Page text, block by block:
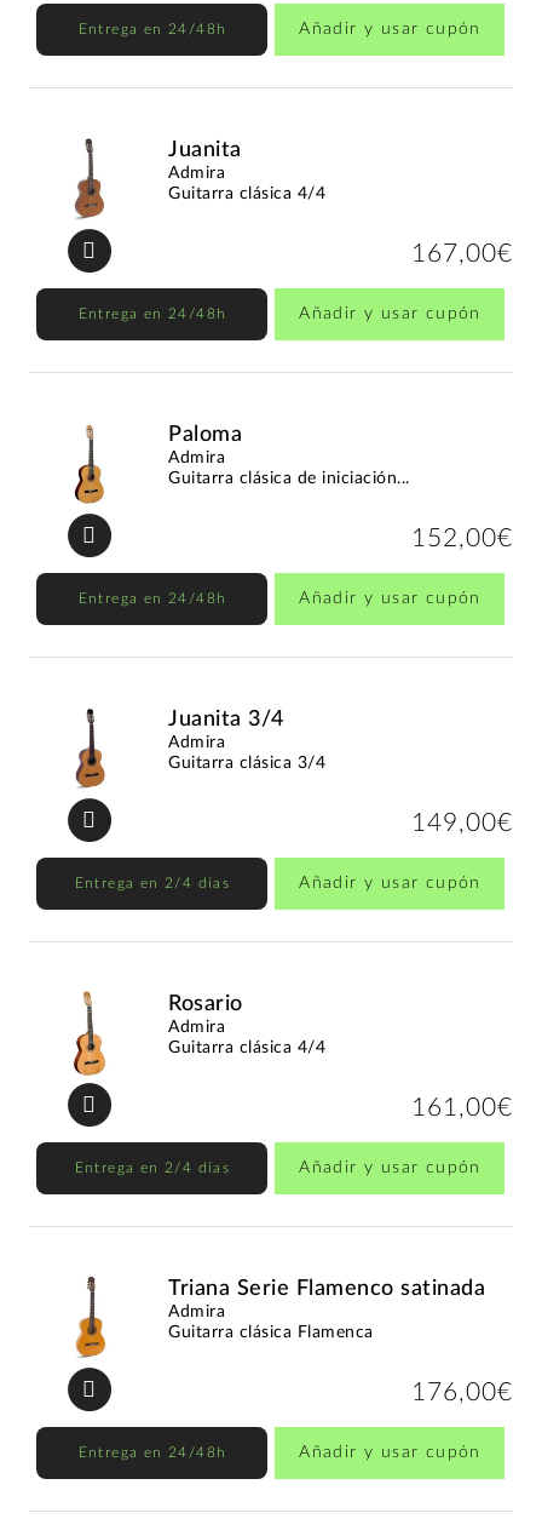
Entrega en 24/48h Añadir y usar cupón
Juanita
Admira
Guitarra clásica 4/4
167,00€
Entrega en 24/48h Añadir y usar cupón
Paloma
Admira
Guitarra clásica de iniciación...
152,00€
Entrega en 24/48h Añadir y usar cupón
Juanita 3/4
Admira
Guitarra clásica 3/4
149,00€
Entrega en 2/4 días Añadir y usar cupón
Rosario
Admira
Guitarra clásica 4/4
161,00€
Entrega en 2/4 días Añadir y usar cupón
Triana Serie Flamenco satinada
Admira
Guitarra clásica Flamenca
176,00€
Entrega en 24/48h Añadir y usar cupón